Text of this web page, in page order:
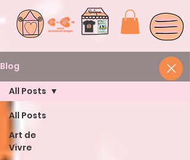
Blog
All Posts
Art de
Vivre
All Posts